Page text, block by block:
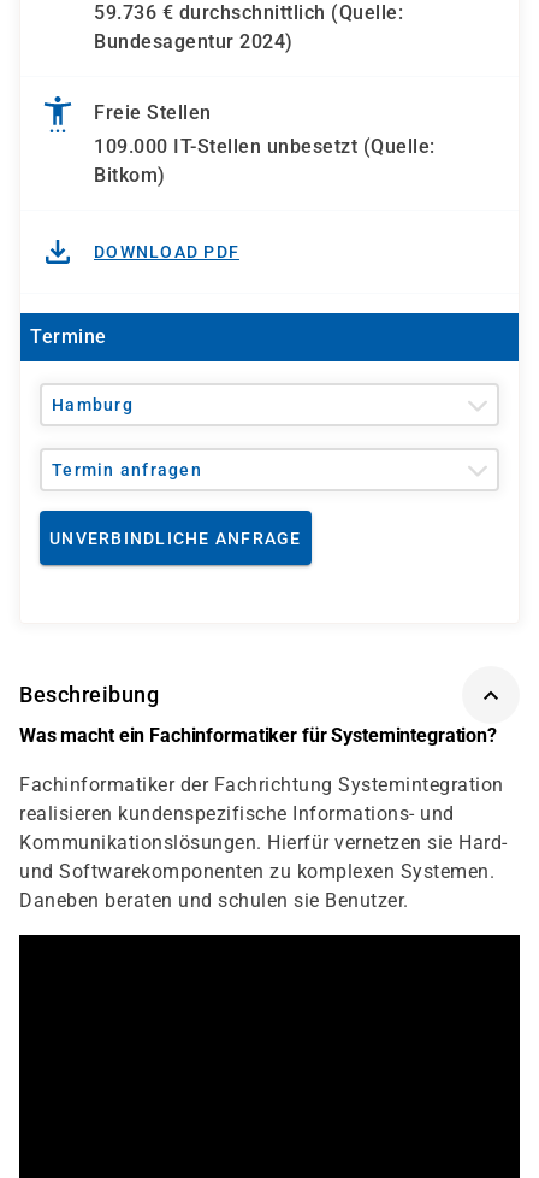
59.736 € durchschnittlich (Quelle:
Bundesagentur 2024)
Freie Stellen
109.000 IT-Stellen unbesetzt (Quelle:
Bitkom)
DOWNLOAD PDF
Termine
Hamburg
Termin anfragen
UNVERBINDLICHE ANFRAGE
Beschreibung
Was macht ein Fachinformatiker für Systemintegration?
Fachinformatiker der Fachrichtung Systemintegration
realisieren kundenspezifische Informations- und
Kommunikationslösungen. Hierfür vernetzen sie Hard-
und Softwarekomponenten zu komplexen Systemen.
Daneben beraten und schulen sie Benutzer.